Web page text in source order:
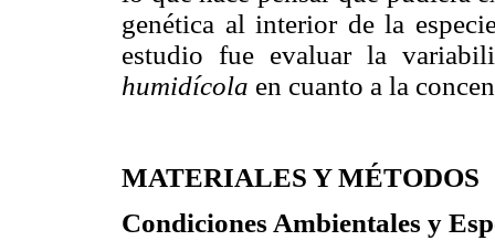
genética al interior de la
estudio fue evaluar la
humidícola en cuanto a la
MATERIALES Y MÉTODOS
Condiciones Ambientales y